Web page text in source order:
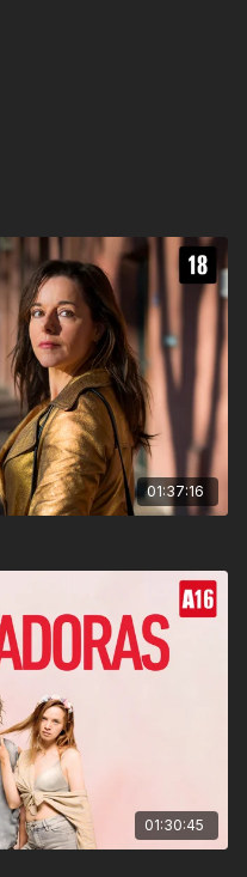
para a casa da família
que acaba se
tráfico de cães da Europa
o dinheiro que
às vezes, até mesmo
01:37:16
01:30:45